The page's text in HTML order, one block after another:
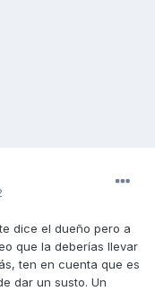
dice el dueño pero a
que la deberías llevar
ten en cuenta que es
dar un susto. Un